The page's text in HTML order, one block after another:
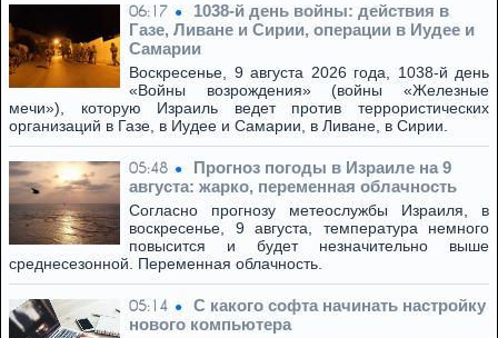
06:17
1038-й день войны: действия в
Газе, Ливане и Сирии, операции в Иудее и
Самарии
Воскресенье, 9 августа 2026 года, 1038-й день
«Войны возрождения» (войны «Железные
мечи»), которую Израиль ведет против террористических
организаций в Газе, в Иудее и Самарии, в Ливане, в Сирии.
05:48
Прогноз погоды в Израиле на 9
августа: жарко, переменная облачность
Согласно прогнозу метеослужбы Израиля, в
воскресенье, 9 августа, температура немного
повысится и будет незначительно выше
среднесезонной. Переменная облачность.
05:14
С какого софта начинать настройку
нового компьютера